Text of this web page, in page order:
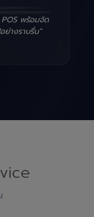
พร้อมจัด
ย่างราบรื่น"